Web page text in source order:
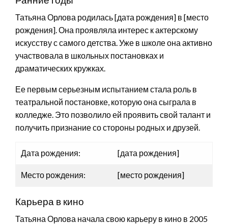
Татьяна Орлова родилась [дата рождения] в [место
рождения]. Она проявляла интерес к актерскому
искусству с самого детства. Уже в школе она активно
участвовала в школьных постановках и
драматических кружках.
Ее первым серьезным испытанием стала роль в
театральной постановке, которую она сыграла в
колледже. Это позволило ей проявить свой талант и
получить признание со стороны родных и друзей.
Дата рождения: [дата рождения]
Место рождения: [место рождения]
Карьера в кино
Татьяна Орлова начала свою карьеру в кино в 2005